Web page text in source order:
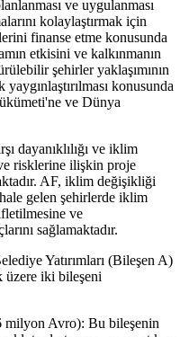
ve uygulanması
kolaylaştırmak için
finanse etme konusunda
etkisini ve kalkınmanın
şehirler yaklaşımının
konusunda
ve Dünya
dayanıklılığı ve iklim
risklerine ilişkin proje
AF, iklim değişikliği
gelen şehirlerde iklim
ve
sağlamaktadır.
Yatırımları (Bileşen A)
iki bileşeni
milyon Avro): Bu bileşenin